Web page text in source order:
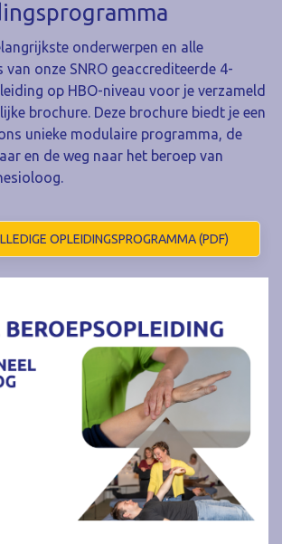
onderwerpen en alle
onze SNRO geaccrediteerde 4-
op HBO-niveau voor je verzameld
brochure. Deze brochure biedt je een
unieke modulaire programma, de
en de weg naar het beroep van
OPLEIDINGSPROGRAMMA (PDF)